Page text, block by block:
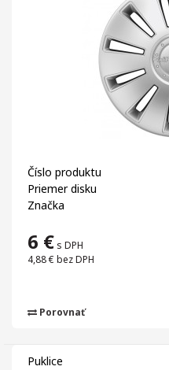
Číslo produktu
Priemer disku
Značka
6 € s DPH
4,88 € bez DPH
Porovnať
Puklice